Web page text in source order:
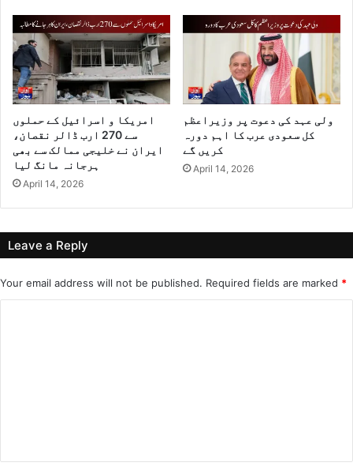
امریکا و اسرائیل کے حملوں
سے 270 ارب ڈالر نقصان،
ایران نے خلیجی ممالک سے بھی
ہرجانہ مانگ لیا
April 14, 2026
ولی عہد کی دعوت پر وزیراعظم
کل سعودی عرب کا اہم دورہ
April 14, 2026
Leave a Reply
Your email address will not be published. Required fields are marked *